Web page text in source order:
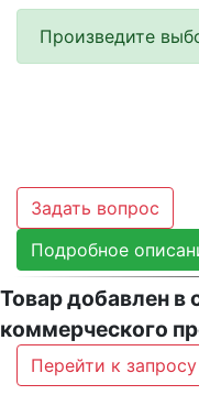
Произведите
Задать вопрос
Подробное
Товар добавлен в
коммерческого
Перейти к